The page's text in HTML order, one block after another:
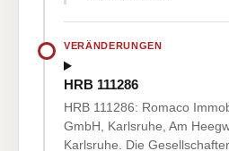
VERÄNDERUNGEN
HRB 111286
HRB 111286: Romaco
GmbH, Karlsruhe, Am
Karlsruhe. Die